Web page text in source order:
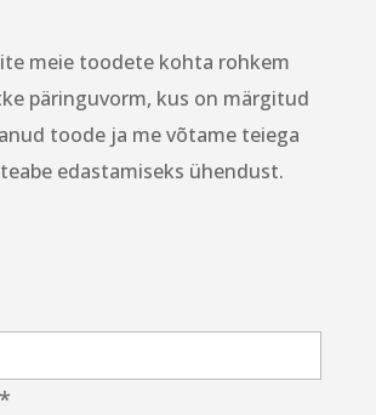
meie toodete kohta rohkem
päringuvorm, kus on märgitud
toode ja me võtame teiega
edastamiseks ühendust.